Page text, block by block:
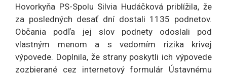
Hovorkyňa PS-Spolu Silvia Hudáčková priblížila, že
za posledných desať dní dostali 1135 podnetov.
Občania podľa jej slov podnety odoslali pod
vlastným menom a s vedomím rizika krivej
výpovede. Doplnila, že strany poskytli ich výpovede
zozbierané cez internetový formulár Ústavnému